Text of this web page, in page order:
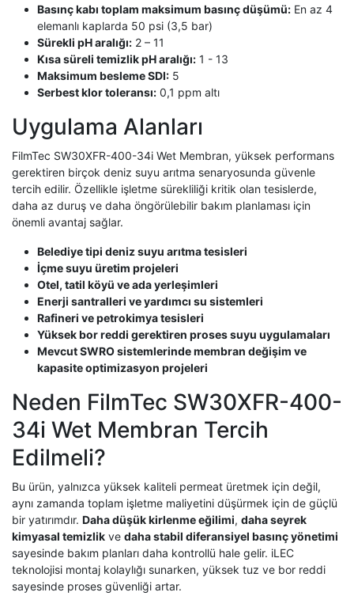
Basınç kabı toplam maksimum basınç düşümü: En az 4
elemanlı kaplarda 50 psi (3,5 bar)
Sürekli pH aralığı: 2 – 11
Kısa süreli temizlik pH aralığı: 1 - 13
Maksimum besleme SDI: 5
Serbest klor toleransı: 0,1 ppm altı
Uygulama Alanları
FilmTec SW30XFR-400-34i Wet Membran, yüksek performans
gerektiren birçok deniz suyu arıtma senaryosunda güvenle
tercih edilir. Özellikle işletme sürekliliği kritik olan tesislerde,
daha az duruş ve daha öngörülebilir bakım planlaması için
önemli avantaj sağlar.
Belediye tipi deniz suyu arıtma tesisleri
İçme suyu üretim projeleri
Otel, tatil köyü ve ada yerleşimleri
Enerji santralleri ve yardımcı su sistemleri
Rafineri ve petrokimya tesisleri
Yüksek bor reddi gerektiren proses suyu uygulamaları
Mevcut SWRO sistemlerinde membran değişim ve
kapasite optimizasyon projeleri
Neden FilmTec SW30XFR-400-
34i Wet Membran Tercih
Edilmeli?
Bu ürün, yalnızca yüksek kaliteli permeat üretmek için değil,
aynı zamanda toplam işletme maliyetini düşürmek için de güçlü
bir yatırımdır. Daha düşük kirlenme eğilimi, daha seyrek
kimyasal temizlik ve daha stabil diferansiyel basınç yönetimi
sayesinde bakım planları daha kontrollü hale gelir. iLEC
teknolojisi montaj kolaylığı sunarken, yüksek tuz ve bor reddi
sayesinde proses güvenliği artar.